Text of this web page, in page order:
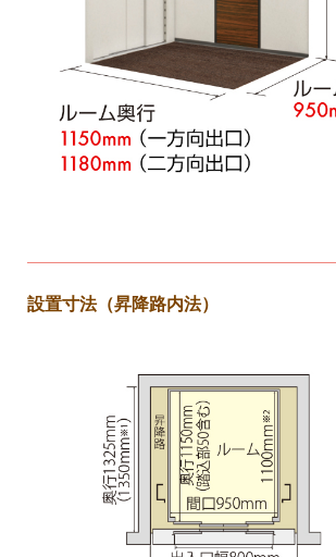
設置寸法（昇降路内法）